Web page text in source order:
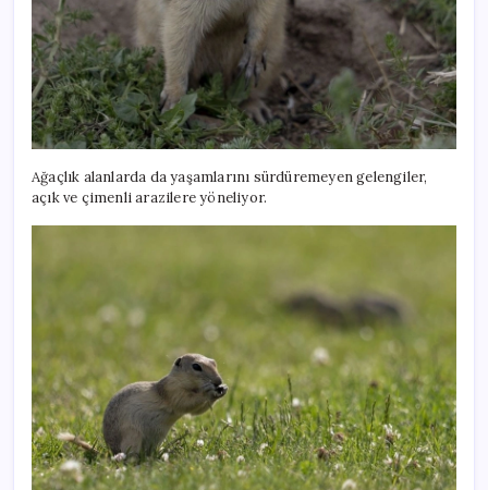
Ağaçlık alanlarda da yaşamlarını sürdüremeyen gelengiler,
açık ve çimenli arazilere yöneliyor.